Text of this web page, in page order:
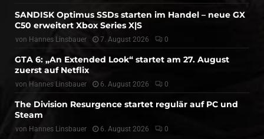
SANDISK Optimus SSDs starten im Handel – neue GX
C50 erweitert Xbox Series X|S
von Hannes Linsbauer 7. August 2026 0
GTA 6: „An Extended Look“ startet am 27. August
zuerst auf Netflix
von Hannes Linsbauer 6. August 2026 0
The Division Resurgence startet regulär auf PC und
Steam
von Hannes Linsbauer 6. August 2026 0